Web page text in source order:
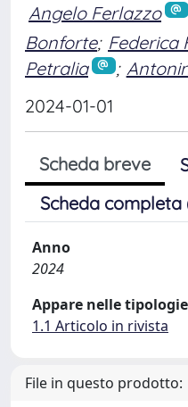
Angelo Ferlazzo
Bonforte; Federica
Petralia
;
2024-01-01
Scheda breve
Scheda completa
Anno
2024
Appare nelle
1.1 Articolo in rivista
File in questo prodotto: